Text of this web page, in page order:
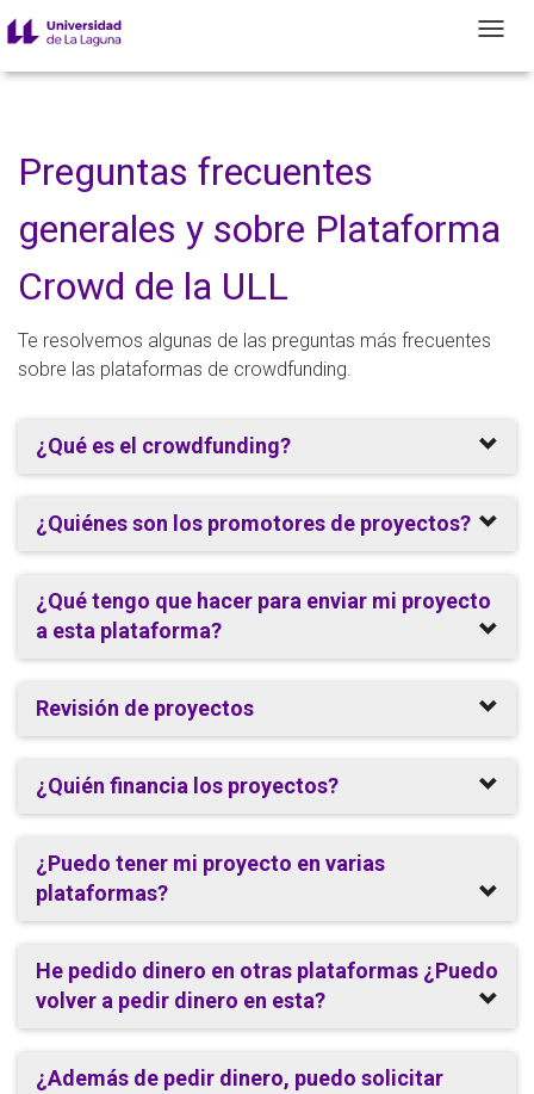
T
Preguntas frecuentes
generales y sobre Plataforma
Crowd de la ULL
Te resolvemos algunas de las preguntas más frecuentes
sobre las plataformas de crowdfunding.
¿Qué es el crowdfunding?
¿Quiénes son los promotores de proyectos?
¿Qué tengo que hacer para enviar mi proyecto
a esta plataforma?
Revisión de proyectos
¿Quién financia los proyectos?
¿Puedo tener mi proyecto en varias
plataformas?
He pedido dinero en otras plataformas ¿Puedo
volver a pedir dinero en esta?
¿Además de pedir dinero, puedo solicitar